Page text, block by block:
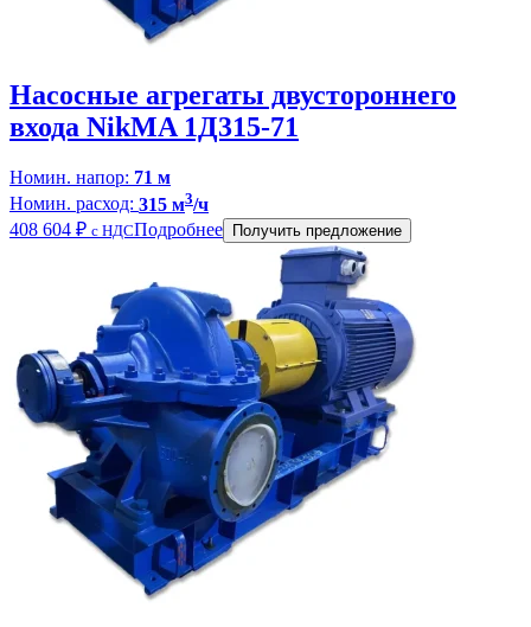
Насосные агрегаты двустороннего
входа NikMA 1Д315-71
Номин. напор: 71 м
Номин. расход: 315 м3/ч
408 604 ₽ с НДСПодробнее Получить предложение